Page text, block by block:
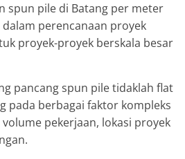
spun pile di Batang per meter
perencanaan proyek
proyek-proyek berskala besar
pancang spun pile tidaklah flat
pada berbagai faktor kompleks
pekerjaan, lokasi proyek